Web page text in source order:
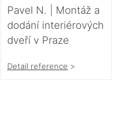
Pavel N. | Montáž a
dodání interiérových
dveří v Praze
Detail reference >